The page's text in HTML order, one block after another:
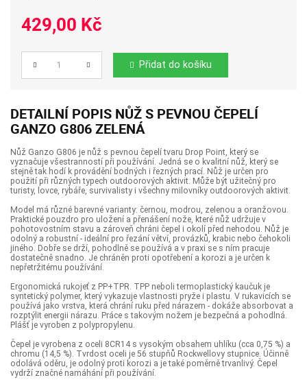
429,00 Kč
Počet Přidat do košíku
DETAILNÍ POPIS NŮŽ S PEVNOU ČEPELÍ
GANZO G806 ZELENÁ
Nůž Ganzo G806 je nůž s pevnou čepelí tvaru Drop Point, který se
vyznačuje všestranností při používání. Jedná se o kvalitní nůž, který se
stejně tak hodí k provádění bodných i řezných prací. Nůž je určen pro
použití při různých typech outdoorových aktivit. Může být užitečný pro
turisty, lovce, rybáře, survivalisty i všechny milovníky outdoorových aktivit.
Model má různé barevné varianty: černou, modrou, zelenou a oranžovou.
Praktické pouzdro pro uložení a přenášení nože, které nůž udržuje v
pohotovostním stavu a zároveň chráni čepel i okolí před nehodou. Nůž je
odolný a robustní - ideální pro řezání větví, provázků, krabic nebo čehokoli
jiného. Dobře se drží, pohodlně se používá a v praxi se s ním pracuje
dostatečně snadno. Je chráněn proti opotřebení a korozi a je určen k
nepřetržitému používání.
Ergonomická rukojeť z PP+TPR. TPP neboli termoplastický kaučuk je
syntetický polymer, který vykazuje vlastnosti pryže i plastu. V rukavicích se
používá jako vrstva, která chrání ruku před nárazem - dokáže absorbovat a
rozptýlit energii nárazu. Práce s takovým nožem je bezpečná a pohodlná.
Plášť je vyroben z polypropylenu.
Čepel je vyrobena z oceli 8CR14 s vysokým obsahem uhlíku (cca 0,75 %) a
chromu (14,5 %). Tvrdost oceli je 56 stupňů Rockwellovy stupnice. Účinně
odolává oděru, je odolný proti korozi a je také poměrně trvanlivý. Čepel
vydrží značné namáhání při používání.